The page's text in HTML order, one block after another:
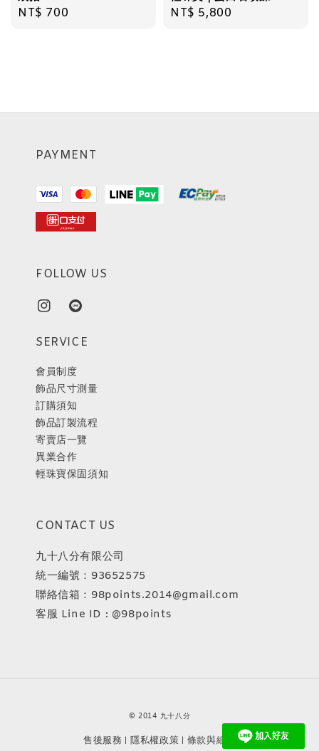
Regular
NT$ 700
Regular
NT$ 5,800
PAYMENT
FOLLOW US
SERVICE
會員制度
飾品尺寸測量
訂購須知
飾品訂製流程
寄賣店一覽
異業合作
輕珠寶保固須知
CONTACT US
九十八分有限公司
統一編號：93652575
聯絡信箱：98points.2014@gmail.com
客服 Line ID : @98points
© 2014 九十八分
售後服務 隱私權政策 條款與細則